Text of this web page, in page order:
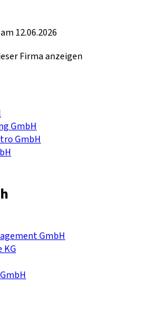
12.06.2026
Firma anzeigen
GmbH
GmbH
GmbH
KG